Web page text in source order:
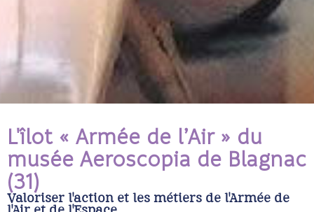
L'îlot « Armée de l’Air » du
musée Aeroscopia de Blagnac
(31)
Valoriser l'action et les métiers de l'Armée de